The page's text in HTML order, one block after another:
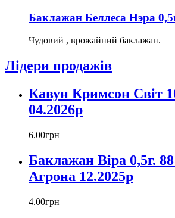
Баклажан Беллеса Нэра
Чудовий , врожайний баклажан.
Лідери продажів
Кавун Кримсон Світ
04.2026р
6.00грн
Баклажан Віра 0,5г.
Агрона 12.2025р
4.00грн